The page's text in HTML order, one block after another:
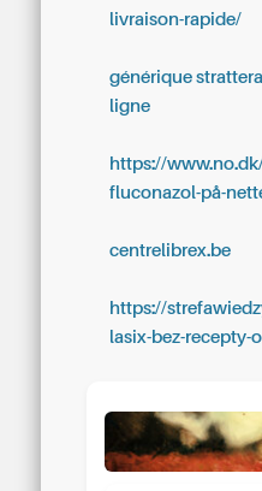
livraison-rapide/
générique
ligne
https://
fluconazol-på-
centrelibrex.be
https://
lasix-bez-recepty-